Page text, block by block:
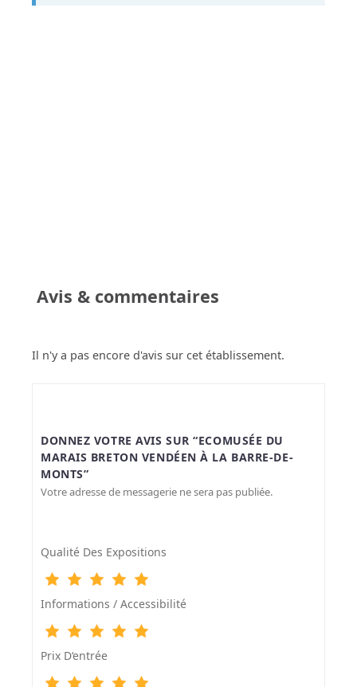
Avis & commentaires
Il n'y a pas encore d'avis sur cet établissement.
DONNEZ VOTRE AVIS SUR “ECOMUSÉE DU
MARAIS BRETON VENDÉEN À LA BARRE-DE-
MONTS”
Votre adresse de messagerie ne sera pas publiée.
Qualité Des Expositions
Informations / Accessibilité
Prix D‘entrée